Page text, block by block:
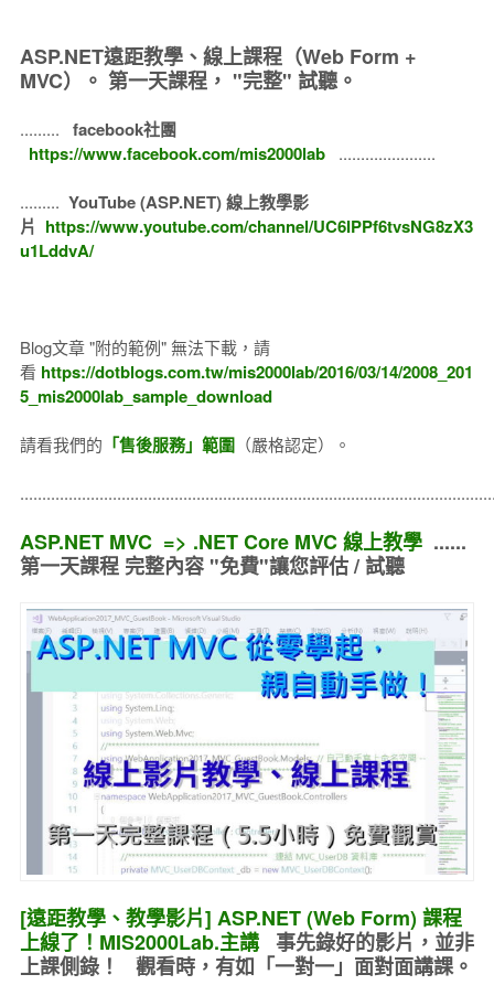
ASP.NET遠距教學、線上課程（Web Form +
MVC）。 第一天課程， "完整" 試聽。
.........
facebook社團
https://www.facebook.com/mis2000lab
......................
......... YouTube (ASP.NET) 線上教學影
片 https://www.youtube.com/channel/UC6IPPf6tvsNG8zX3
u1LddvA/
Blog文章 "附的範例" 無法下載，請
看 https://dotblogs.com.tw/mis2000lab/2016/03/14/2008_201
5_mis2000lab_sample_download
請看我們的 「售後服務」範圍（嚴格認定）。
ASP.NET MVC => .NET Core MVC 線上教學......
第一天課程 完整內容 "免費"讓您評估 / 試聽
[遠距教學、教學影片] ASP.NET (Web Form) 課程
上線了！MIS2000Lab.主講 事先錄好的影片，並非
上課側錄！ 觀看時，有如 「一對一」面對面講課。